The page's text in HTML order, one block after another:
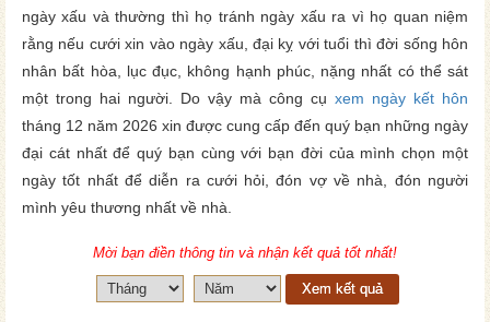
ngày xấu và thường thì họ tránh ngày xấu ra vì họ quan niệm
rằng nếu cưới xin vào ngày xấu, đại kỵ với tuổi thì đời sống hôn
nhân bất hòa, lục đục, không hạnh phúc, nặng nhất có thể sát
một trong hai người. Do vậy mà công cụ xem ngày kết hôn
tháng 12 năm 2026 xin được cung cấp đến quý bạn những ngày
đại cát nhất để quý bạn cùng với bạn đời của mình chọn một
ngày tốt nhất để diễn ra cưới hỏi, đón vợ về nhà, đón người
mình yêu thương nhất về nhà.
Mời bạn điền thông tin và nhận kết quả tốt nhất!
Xem kết quả